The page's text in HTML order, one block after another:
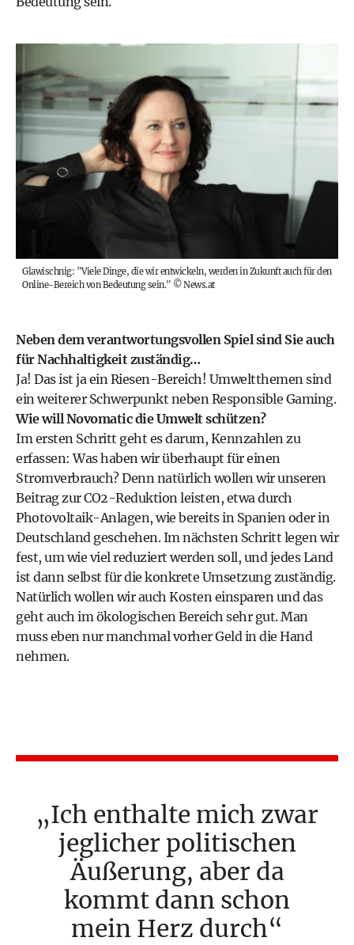
Glawischnig: "Viele Dinge, die wir entwickeln, werden in Zukunft auch für den
Online-Bereich von Bedeutung sein." ©News.at
Neben dem verantwortungsvollen Spiel sind Sie auch
für Nachhaltigkeit zuständig…
Ja! Das ist ja ein Riesen-Bereich! Umweltthemen sind
ein weiterer Schwerpunkt neben Responsible Gaming.
Wie will Novomatic die Umwelt schützen?
Im ersten Schritt geht es darum, Kennzahlen zu
erfassen: Was haben wir überhaupt für einen
Stromverbrauch? Denn natürlich wollen wir unseren
Beitrag zur CO2-Reduktion leisten, etwa durch
Photovoltaik-Anlagen, wie bereits in Spanien oder in
Deutschland geschehen. Im nächsten Schritt legen wir
fest, um wie viel reduziert werden soll, und jedes Land
ist dann selbst für die konkrete Umsetzung zuständig.
Natürlich wollen wir auch Kosten einsparen und das
geht auch im ökologischen Bereich sehr gut. Man
muss eben nur manchmal vorher Geld in die Hand
nehmen.
Ich enthalte mich zwar
jeglicher politischen
Äußerung, aber da
kommt dann schon
mein Herz durch